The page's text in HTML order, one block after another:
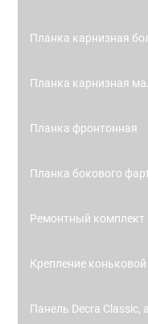
Планка карнизная
Планка карнизная
Планка фронтонная
Планка бокового
Ремонтный комплект
Крепление
Панель Decra